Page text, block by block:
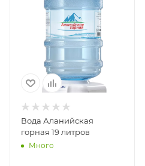
Вода Аланийская
горная 19 литров
Много